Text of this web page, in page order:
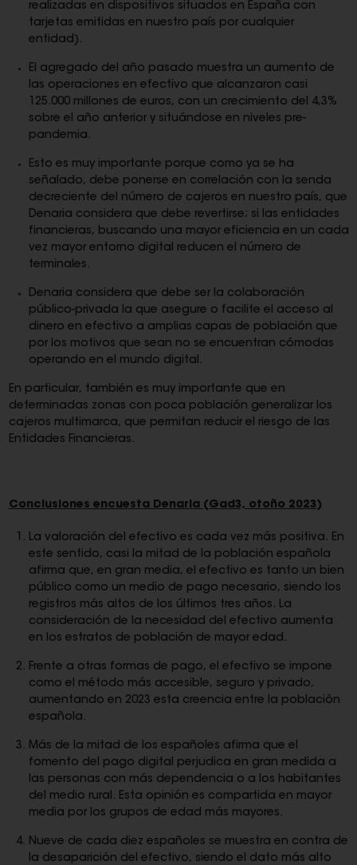
realizadas en dispositivos situados en España con
tarjetas emitidas en nuestro país por cualquier
entidad).
El agregado del año pasado muestra un aumento de
las operaciones en efectivo que alcanzaron casi
125.000 millones de euros, con un crecimiento del 4,3%
sobre el año anterior y situándose en niveles pre-
pandemia.
Esto es muy importante porque como ya se ha
señalado, debe ponerse en correlación con la senda
decreciente del número de cajeros en nuestro país, que
Denaria considera que debe revertirse; si las entidades
financieras, buscando una mayor eficiencia en un cada
vez mayor entorno digital reducen el número de
terminales.
Denaria considera que debe ser la colaboración
público-privada la que asegure o facilite el acceso al
dinero en efectivo a amplias capas de población que
por los motivos que sean no se encuentran cómodas
operando en el mundo digital.
En particular, también es muy importante que en
determinadas zonas con poca población generalizar los
cajeros multimarca, que permitan reducir el riesgo de las
Entidades Financieras.
Conclusiones encuesta Denaria (Gad3, otoño 2023)
La valoración del efectivo es cada vez más positiva. En
este sentido, casi la mitad de la población española
afirma que, en gran media, el efectivo es tanto un bien
público como un medio de pago necesario, siendo los
registros más altos de los últimos tres años. La
consideración de la necesidad del efectivo aumenta
en los estratos de población de mayor edad.
Frente a otras formas de pago, el efectivo se impone
como el método más accesible, seguro y privado,
aumentando en 2023 esta creencia entre la población
española.
Más de la mitad de los españoles afirma que el
fomento del pago digital perjudica en gran medida a
las personas con más dependencia o a los habitantes
del medio rural. Esta opinión es compartida en mayor
media por los grupos de edad más mayores.
Nueve de cada diez españoles se muestra en contra de
la desaparición del efectivo, siendo el dato más alto